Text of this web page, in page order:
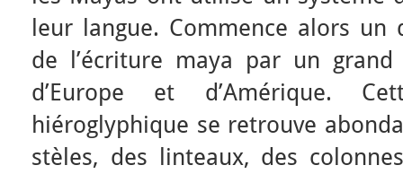
leur langue. Commence alors
de l’écriture maya par un
d’Europe et d’Amérique.
hiéroglyphique se retrouve
stèles, des linteaux, des